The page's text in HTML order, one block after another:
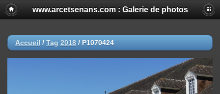
www.arcetsenans.com : Galerie de photos
Accueil / Tag 2018 / P1070424